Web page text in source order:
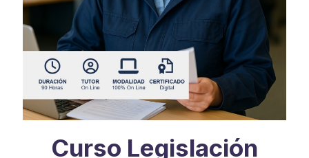
Curso Legislación